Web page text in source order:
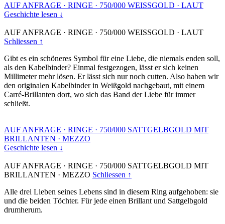
AUF ANFRAGE · RINGE · 750/000 WEISSGOLD · LAUT
Geschichte lesen ↓
AUF ANFRAGE · RINGE · 750/000 WEISSGOLD · LAUT
Schliessen ↑
Gibt es ein schöneres Symbol für eine Liebe, die niemals enden soll,
als den Kabelbinder? Einmal festgezogen, lässt er sich keinen
Millimeter mehr lösen. Er lässt sich nur noch cutten. Also haben wir
den originalen Kabelbinder in Weißgold nachgebaut, mit einem
Carré-Brillanten dort, wo sich das Band der Liebe für immer
schließt.
AUF ANFRAGE · RINGE · 750/000 SATTGELBGOLD MIT
BRILLANTEN · MEZZO
Geschichte lesen ↓
AUF ANFRAGE · RINGE · 750/000 SATTGELBGOLD MIT
BRILLANTEN · MEZZO Schliessen ↑
Alle drei Lieben seines Lebens sind in diesem Ring aufgehoben: sie
und die beiden Töchter. Für jede einen Brillant und Sattgelbgold
drumherum.